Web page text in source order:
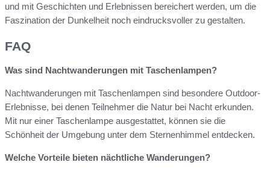
und mit Geschichten und Erlebnissen bereichert werden, um die
Faszination der Dunkelheit noch eindrucksvoller zu gestalten.
FAQ
Was sind Nachtwanderungen mit Taschenlampen?
Nachtwanderungen mit Taschenlampen sind besondere Outdoor-
Erlebnisse, bei denen Teilnehmer die Natur bei Nacht erkunden.
Mit nur einer Taschenlampe ausgestattet, können sie die
Schönheit der Umgebung unter dem Sternenhimmel entdecken.
Welche Vorteile bieten nächtliche Wanderungen?